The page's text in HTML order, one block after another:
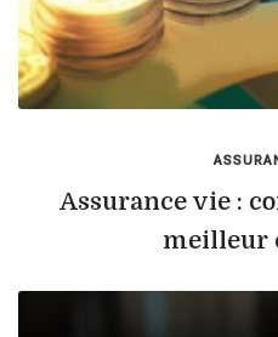
Assurance vie :
meilleur